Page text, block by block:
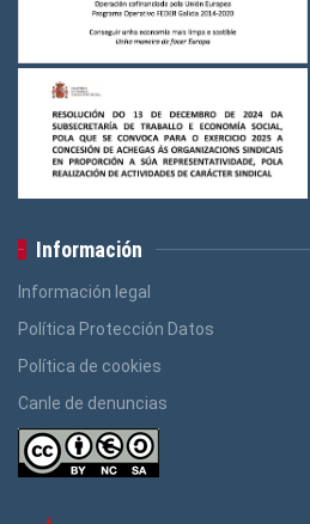
Información
Información legal
Política Protección Datos
Política de cookies
Canle de denuncias